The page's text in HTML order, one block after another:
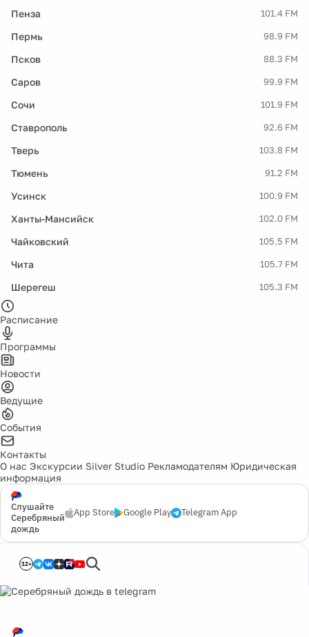
Пенза 101.4 FM
Пермь 98.9 FM
Псков 88.3 FM
Саров 99.9 FM
Сочи 101.9 FM
Ставрополь 92.6 FM
Тверь 103.8 FM
Тюмень 91.2 FM
Усинск 100.9 FM
Ханты-Мансийск 102.0 FM
Чайковский 105.5 FM
Чита 105.7 FM
Шерегеш 105.3 FM
Расписание
Программы
Новости
Ведущие
События
Контакты
О нас Экскурсии Silver Studio Рекламодателям Юридическая
информация
Слушайте
Серебряный
дождь
App Store Google Play Telegram App
12+